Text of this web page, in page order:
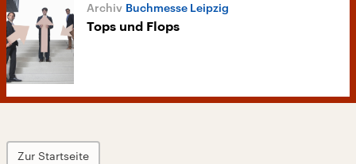
Buchmesse Leipzig
Tops und Flops
Zur Startseite